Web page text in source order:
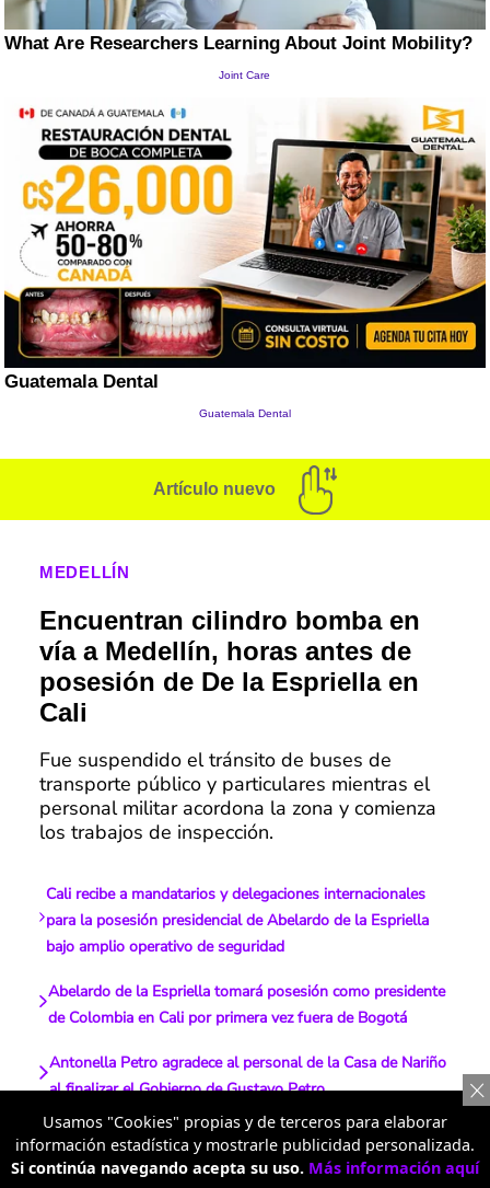
Artículo nuevo
MEDELLÍN
Encuentran cilindro bomba en
vía a Medellín, horas antes de
posesión de De la Espriella en
Cali
Fue suspendido el tránsito de buses de
transporte público y particulares mientras el
personal militar acordona la zona y comienza
los trabajos de inspección.
Cali recibe a mandatarios y delegaciones internacionales
para la posesión presidencial de Abelardo de la Espriella
bajo amplio operativo de seguridad
Abelardo de la Espriella tomará posesión como presidente
de Colombia en Cali por primera vez fuera de Bogotá
Antonella Petro agradece al personal de la Casa de Nariño
al finalizar el Gobierno de Gustavo Petro
Soacha y Bogotá implementarán Bloques de Seguridad
Urbana como parte de nueva estrategia nacional contra el
Usamos "Cookies" propias y de terceros para elaborar
información estadística y mostrarle publicidad personalizada.
Si continúa navegando acepta su uso. Más información aquí